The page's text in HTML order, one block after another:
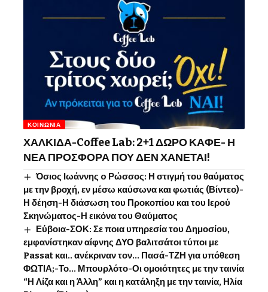
ΚΟΙΝΩΝΊΑ
ΧΑΛΚΙΔΑ-Coffee Lab: 2+1 ΔΩΡΟ ΚΑΦΕ- Η
ΝΕΑ ΠΡΟΣΦΟΡΑ ΠΟΥ ΔΕΝ ΧΑΝΕΤΑΙ!
Όσιος Ιωάννης o Ρώσσος: Η στιγμή του θαύματος
με την βροχή, εν μέσω καύσωνα και φωτιάς (Βίντεο)-
Η δέηση-Η διάσωση του Προκοπίου και του Ιερού
Σκηνώματος-Η εικόνα του Θαύματος
Εύβοια-ΣΟΚ: Σε ποια υπηρεσία του Δημοσίου,
εμφανίστηκαν αίφνης ΔΥΟ βαλιτσάτοι τύποι με
Passat και.. ανέκριναν τον… Πασά-ΤΖΗ για υπόθεση
ΦΩΤΙΑ;-Το… Μπουρλότο-Οι ομοιότητες με την ταινία
“Η Λίζα και η Άλλη” και η κατάληξη με την ταινία, Ηλία